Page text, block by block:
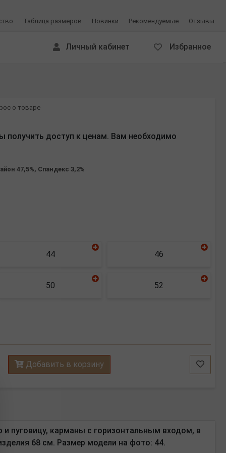
Таблица размеров Новинки Рекомендуемые Отзывы
Избранное
Личный кабинет
о товаре
получить доступ к ценам. Вам необходимо
47,5%, Спандекс 3,2%
44 46
50 52
Добавить в корзину
пуговицу, карманы с горизонтальным входом, в
68 см. Размер модели на фото: 44.